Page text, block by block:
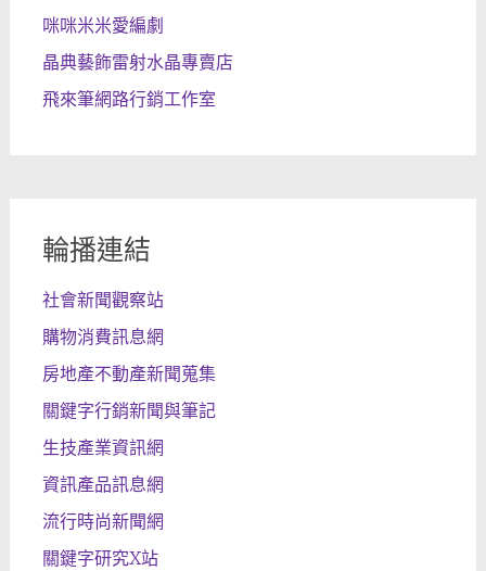
咪咪米米愛編劇
晶典藝飾雷射水晶專賣店
飛來筆網路行銷工作室
輪播連結
社會新聞觀察站
購物消費訊息網
房地產不動產新聞蒐集
關鍵字行銷新聞與筆記
生技產業資訊網
資訊產品訊息網
流行時尚新聞網
關鍵字研究X站